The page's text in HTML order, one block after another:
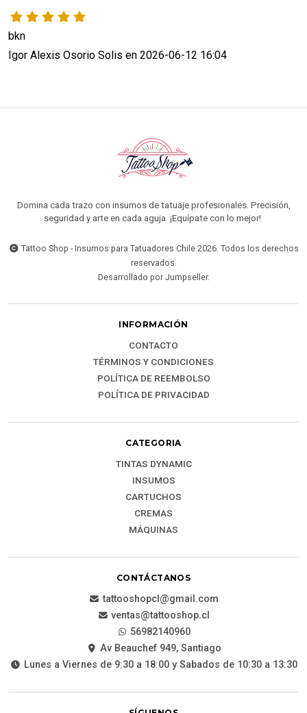
bkn
Igor Alexis Osorio Solis en 2026-06-12 16:04
Domina cada trazo con insumos de tatuaje profesionales. Precisión,
seguridad y arte en cada aguja. ¡Equípate con lo mejor!
Tattoo Shop - Insumos para Tatuadores Chile 2026. Todos los derechos
reservados.
Desarrollado por Jumpseller.
INFORMACIÓN
CONTACTO
TÉRMINOS Y CONDICIONES
POLÍTICA DE REEMBOLSO
POLÍTICA DE PRIVACIDAD
CATEGORIA
TINTAS DYNAMIC
INSUMOS
CARTUCHOS
CREMAS
MÁQUINAS
CONTÁCTANOS
tattooshopcl@gmail.com
ventas@tattooshop.cl
56982140960
Av Beauchef 949, Santiago
Lunes a Viernes de 9:30 a 18:00 y Sabados de 10:30 a 13:30